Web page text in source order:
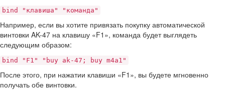
bind "клавиша" "команда"
Например, если вы хотите привязать покупку автоматической
винтовки AK-47 на клавишу «F1», команда будет выглядеть
следующим образом:
bind "F1" "buy ak-47; buy m4a1"
После этого, при нажатии клавиши «F1», вы будете мгновенно
получать обе винтовки.